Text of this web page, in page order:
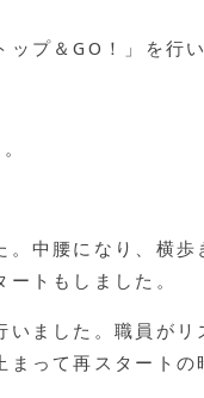
プ＆GO！」を行い
。中腰になり、横
トもしました。
ました。職員が
って再スタートの